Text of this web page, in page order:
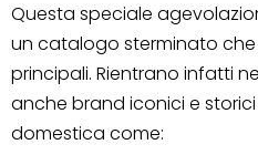
Questa speciale
un catalogo sterminato che
principali. Rientrano infatti
anche brand iconici e
domestica come: